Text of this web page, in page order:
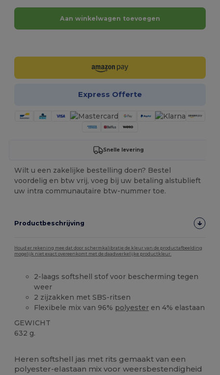
Aan winkelwagen toevoegen
Express Offerte
Snelle levering
Wilt u een zakelijke bestelling doen? Bestel
voordelig en btw vrij, voeg bij uw betaling alstublieft
uw intra communautaire btw-nummer toe.
Productbeschrijving
Houd er rekening mee dat door schermkalibratie de kleur van de productafbeelding
mogelijk niet exact overeenkomt met de daadwerkelijke productkleur.
2-laags softshell stof voor bescherming tegen
weer
2 zijzakken met SBS-ritsen
Flexibele mix van 96% polyester en 4% elastaan
GEWICHT
632 g.
Heren softshell jas met rits gemaakt van een
polyester-elastaan mix voor weersbestendigheid